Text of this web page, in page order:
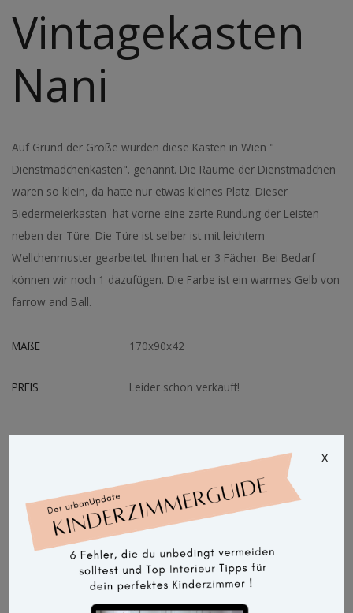
Vintagekasten
Nani
Auf Grund der Größe wurden diese Kästen in Wien "
Dienstmädchenkasten". genannt. Die Räume der Dienstmädchen
waren so klein, da hatte nur etwas kleines Platz. Dieser
Biedermeierkasten hat vorne eine zarte Rundung der Leisten
neben der Türe. Die Türe ist selber ist mit leichtem
Wellchenmuster gearbeitet. Ihnen hat er 3 Fächer. Bei Bedarf
können wir noch 1 dazufügen. Die Farbe ist ein warmes Gelb von
farrow and Ball.
MAßE 170x90x42
PREIS Leider schon verkauft!
x